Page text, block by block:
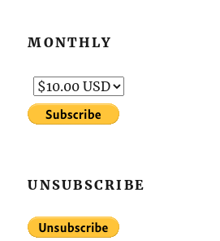
MONTHLY
UNSUBSCRIBE